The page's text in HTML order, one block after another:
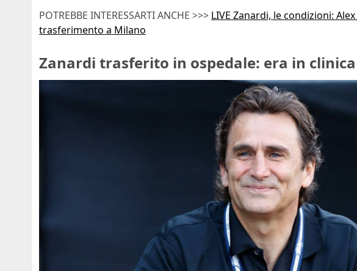
POTREBBE INTERESSARTI ANCHE >>> LIVE Zanardi, le condizioni:
trasferimento a Milano
Zanardi trasferito in ospedale: era in